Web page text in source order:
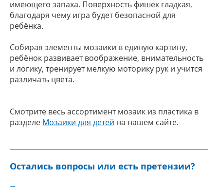
имеющего запаха. Поверхность фишек гладкая,
благодаря чему игра будет безопасной для
ребёнка.
Собирая элементы мозаики в единую картину,
ребёнок развивает воображение, внимательность
и логику, тренирует мелкую моторику рук и учится
различать цвета.
Смотрите весь ассортимент мозаик из пластика в
разделе Мозаики для детей на нашем сайте.
Остались вопросы или есть претензии?